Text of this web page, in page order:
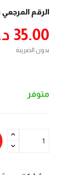
الرقم المرجعي
35.00 د.ت.‏
بدون الضريبة
متوفر